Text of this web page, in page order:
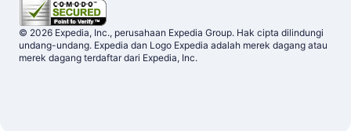
© 2026 Expedia, Inc., perusahaan Expedia Group. Hak cipta dilindungi
undang-undang. Expedia dan Logo Expedia adalah merek dagang atau
merek dagang terdaftar dari Expedia, Inc.